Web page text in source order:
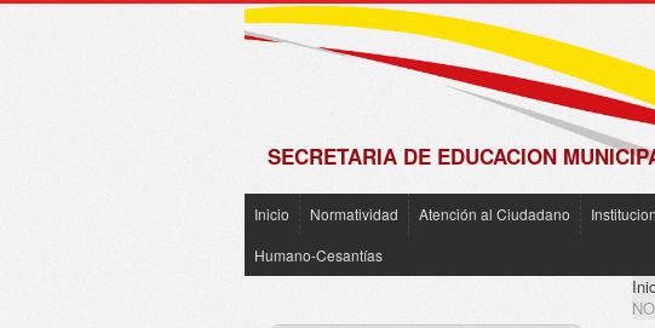
SECRETARIA DE EDUCACION
Inicio Normatividad Atención al Ciudadano
Humano-Cesantías